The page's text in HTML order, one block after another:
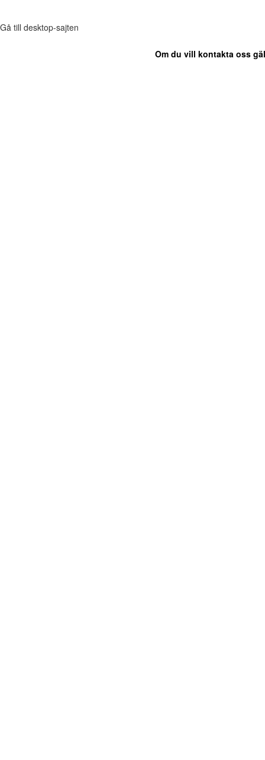
Gå till desktop-sajten
Om du vill kontakta oss